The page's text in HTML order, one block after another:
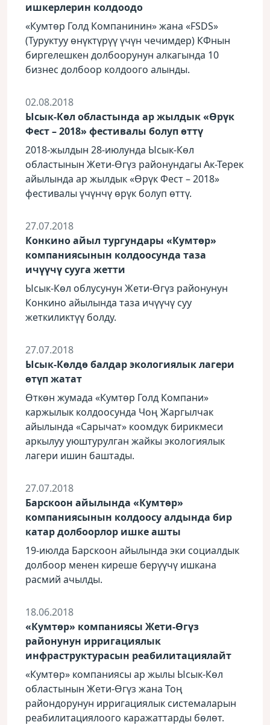
ишкерлерин колдоодо
«Кумтөр Голд Компанинин» жана «FSDS»
(Туруктуу өнүктүрүү үчүн чечимдер) КФнын
биргелешкен долбоорунун алкагында 10
бизнес долбоор колдоого алынды.
02.08.2018
Ысык-Көл областында ар жылдык «Өрүк
Фест – 2018» фестивалы болуп өттү
2018-жылдын 28-июлунда Ысык-Көл
областынын Жети-Өгүз районундагы Ак-Терек
айылында ар жылдык «Өрүк Фест – 2018»
фестивалы үчүнчү өрүк болуп өттү.
27.07.2018
Конкино айыл тургундары «Кумтөр»
компаниясынын колдоосунда таза
ичүүчү сууга жетти
Ысык-Көл облусунун Жети-Өгүз районунун
Конкино айылында таза ичүүчү суу
жеткиликтүү болду.
27.07.2018
Ысык-Көлдө балдар экологиялык лагери
өтүп жатат
Өткөн жумада «Кумтөр Голд Компани»
каржылык колдоосунда Чоң Жаргылчак
айылында «Сарычат» коомдук бирикмеси
аркылуу уюштурулган жайкы экологиялык
лагери ишин баштады.
27.07.2018
Барскоон айылында «Кумтөр»
компаниясынын колдоосу алдында бир
катар долбоорлор ишке ашты
19-июлда Барскоон айылында эки социалдык
долбоор менен киреше берүүчү ишкана
расмий ачылды.
18.06.2018
«Кумтɵр» компаниясы Жети-Ɵгүз
районунун ирригациялык
инфраструктурасын реабилитациялайт
«Кумтɵр» компаниясы ар жылы Ысык-Кɵл
областынын Жети-Ɵгүз жана Тоң
райондорунун ирригациялык системаларын
реабилитациялоого каражаттарды бɵлɵт.